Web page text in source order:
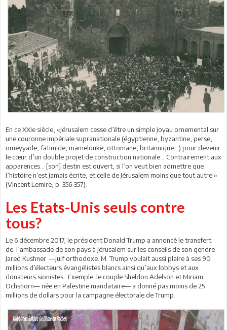
En ce XXIe siècle, «Jérusalem cesse d’être un simple joyau ornemental sur
une couronne impériale supranationale (égyptienne, byzantine, perse,
omeyyade, fatimide, mamelouke, ottomane, britannique…) pour devenir
le cœur d’un double projet de construction nationale… Contrairement aux
apparences… [son] destin est ouvert, si l’on veut bien admettre que
l’histoire n’est jamais écrite, et celle de Jérusalem moins que tout autre.»
(Vincent Lemire, p. 356-357).
Les Etats-Unis seuls contre
tous?
Le 6 décembre 2017, le président Donald Trump a annoncé le transfert
de l’ambassade de son pays à Jérusalem sur les conseils de son gendre
Jared Kushner —juif orthodoxe. M. Trump voulait aussi plaire à ses 90
millions d’électeurs évangélistes blancs ainsi qu’aux lobbys et aux
donateurs sionistes. Exemple: le couple Sheldon Adelson et Miriam
Ochshorn— née en Palestine mandataire— a donné pas moins de 25
millions de dollars pour la campagne électorale de Trump.